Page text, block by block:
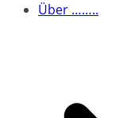
Über ……..